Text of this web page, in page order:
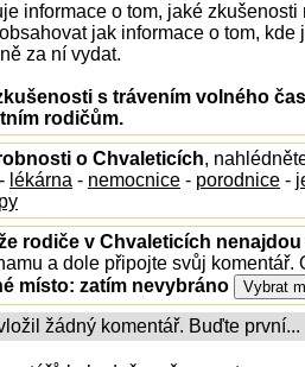
informace o tom, jaké
jak informace o tom,
za ní vydat.
s trávením volného
rodičům.
o Chvaleticích,
- lékárna - nemocnice - porodnice -
rodiče v Chvaleticích
a dole připojte svůj
místo: zatím nevybráno
žádný komentář. Buďte první...